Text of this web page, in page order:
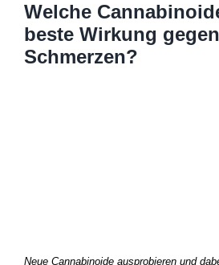
Welche
beste Wirkung gegen
Schmerzen?
Neue Cannabinoide ausprobieren und